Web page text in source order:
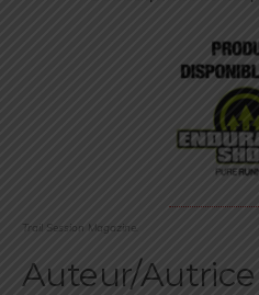
Trail Session Magazine.
Auteur/Autrice